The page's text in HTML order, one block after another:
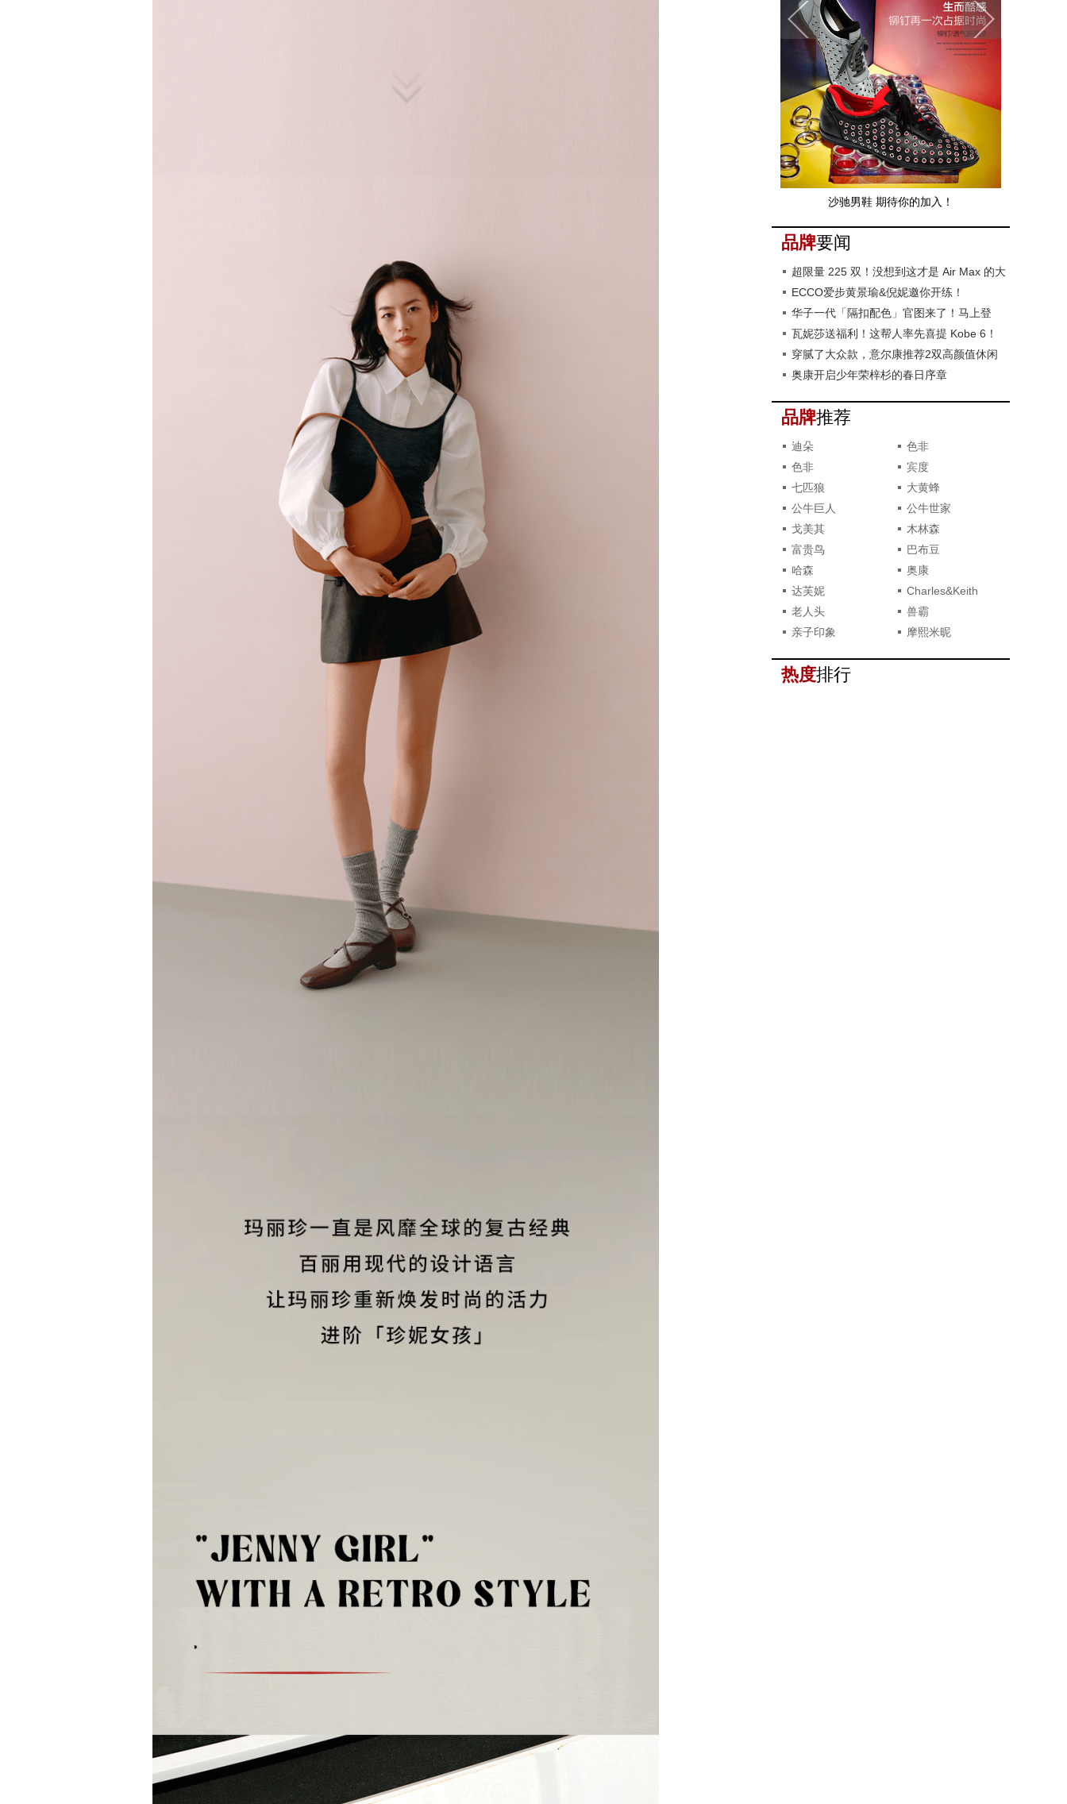
牧童童鞋 全国火热招商中！
品牌要闻
超限量 225 双！没想到这才是 Air Max 的大
招！
ECCO爱步黄景瑜&倪妮邀你开练！
华子一代「隔扣配色」官图来了！马上登
场！
瓦妮莎送福利！这帮人率先喜提 Kobe 6！
穿腻了大众款，‍‍意尔康推荐2双高颜值休闲
鞋，正流行！
奥康开启少年荣梓杉的春日序章
品牌推荐
迪朵
色非
色非
宾度
七匹狼
大黄蜂
公牛巨人
公牛世家
戈美其
木林森
富贵鸟
巴布豆
哈森
奥康
达芙妮
Charles&Keith
老人头
兽霸
亲子印象
摩熙米昵
热度排行